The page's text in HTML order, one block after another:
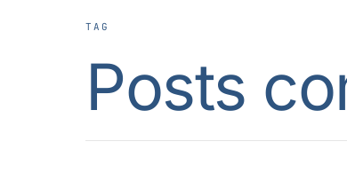
TAG
Posts